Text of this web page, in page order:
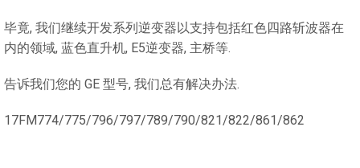
毕竟, 我们继续开发系列逆变器以支持包括红色四路斩波器在
内的领域, 蓝色直升机, E5逆变器, 主桥等.
告诉我们您的 GE 型号, 我们总有解决办法.
17FM774/775/796/797/789/790/821/822/861/862